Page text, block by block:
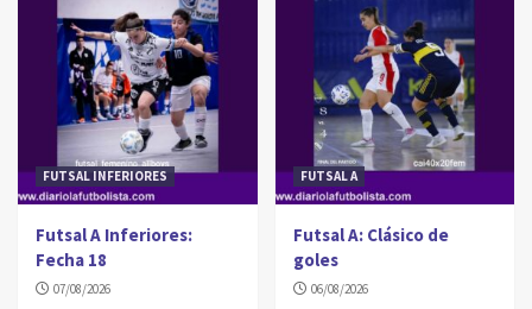
FUTSAL INFERIORES
Futsal A Inferiores:
Fecha 18
07/08/2026
FUTSAL A
Futsal A: Clásico de
goles
06/08/2026